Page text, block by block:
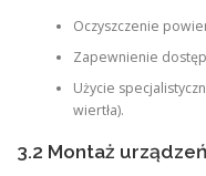
Oczyszczenie
Zapewnienie
Użycie
wiertła).
3.2 Montaż urządzeń